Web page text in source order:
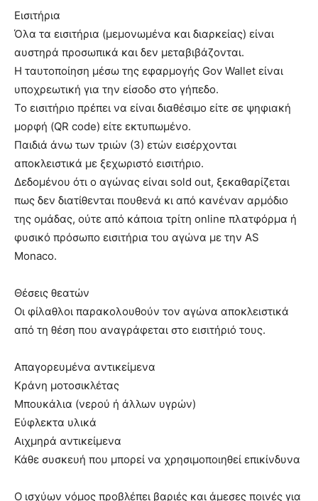
Εισιτήρια
Όλα τα εισιτήρια (μεμονωμένα και διαρκείας) είναι
αυστηρά προσωπικά και δεν μεταβιβάζονται.
Η ταυτοποίηση μέσω της εφαρμογής Gov Wallet είναι
υποχρεωτική για την είσοδο στο γήπεδο.
Το εισιτήριο πρέπει να είναι διαθέσιμο είτε σε ψηφιακή
μορφή (QR code) είτε εκτυπωμένο.
Παιδιά άνω των τριών (3) ετών εισέρχονται
αποκλειστικά με ξεχωριστό εισιτήριο.
Δεδομένου ότι ο αγώνας είναι sold out, ξεκαθαρίζεται
πως δεν διατίθενται πουθενά κι από κανέναν αρμόδιο
της ομάδας, ούτε από κάποια τρίτη online πλατφόρμα ή
φυσικό πρόσωπο εισιτήρια του αγώνα με την AS
Monaco.
Θέσεις θεατών
Οι φίλαθλοι παρακολουθούν τον αγώνα αποκλειστικά
από τη θέση που αναγράφεται στο εισιτήριό τους.
Απαγορευμένα αντικείμενα
Κράνη μοτοσικλέτας
Μπουκάλια (νερού ή άλλων υγρών)
Εύφλεκτα υλικά
Αιχμηρά αντικείμενα
Κάθε συσκευή που μπορεί να χρησιμοποιηθεί επικίνδυνα
Ο ισχύων νόμος προβλέπει βαριές και άμεσες ποινές για